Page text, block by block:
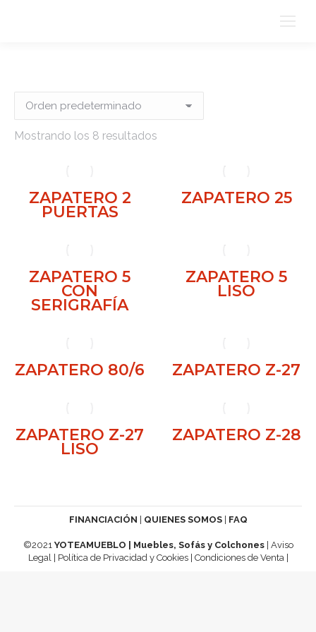
Mostrando los 8 resultados
ZAPATERO 2
PUERTAS
ZAPATERO 25
ZAPATERO 5
CON
SERIGRAFÍA
ZAPATERO 5
LISO
ZAPATERO 80/6 ZAPATERO Z-27
ZAPATERO Z-27
LISO
ZAPATERO Z-28
FINANCIACIÓN QUIENES SOMOS| FAQ
©2021 YOTEAMUEBLO | Muebles, Sofás y Colchones Aviso
Legal| Política de Privacidad y Cookies Condiciones de Venta